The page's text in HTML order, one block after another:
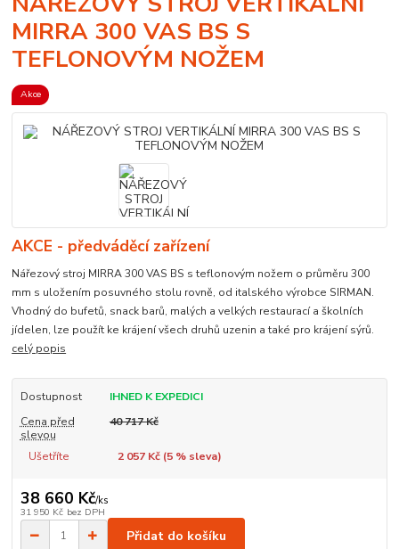
MIRRA 300 VAS BS S
TEFLONOVÝM NOŽEM
Akce
AKCE - předváděcí zařízení
Nářezový stroj MIRRA 300 VAS BS s teflonovým nožem o průměru 300
mm s uložením posuvného stolu rovně, od italského výrobce SIRMAN.
Vhodný do bufetů, snack barů, malých a velkých restaurací a školních
jídelen, lze použít ke krájení všech druhů uzenin a také pro krájení sýrů.
celý popis
Dostupnost
IHNED K EXPEDICI
Cena před
slevou
40 717 Kč
Ušetříte 2 057 Kč (5% sleva)
38 660 Kč/ks
31 950 Kč bez DPH
Přidat do košíku